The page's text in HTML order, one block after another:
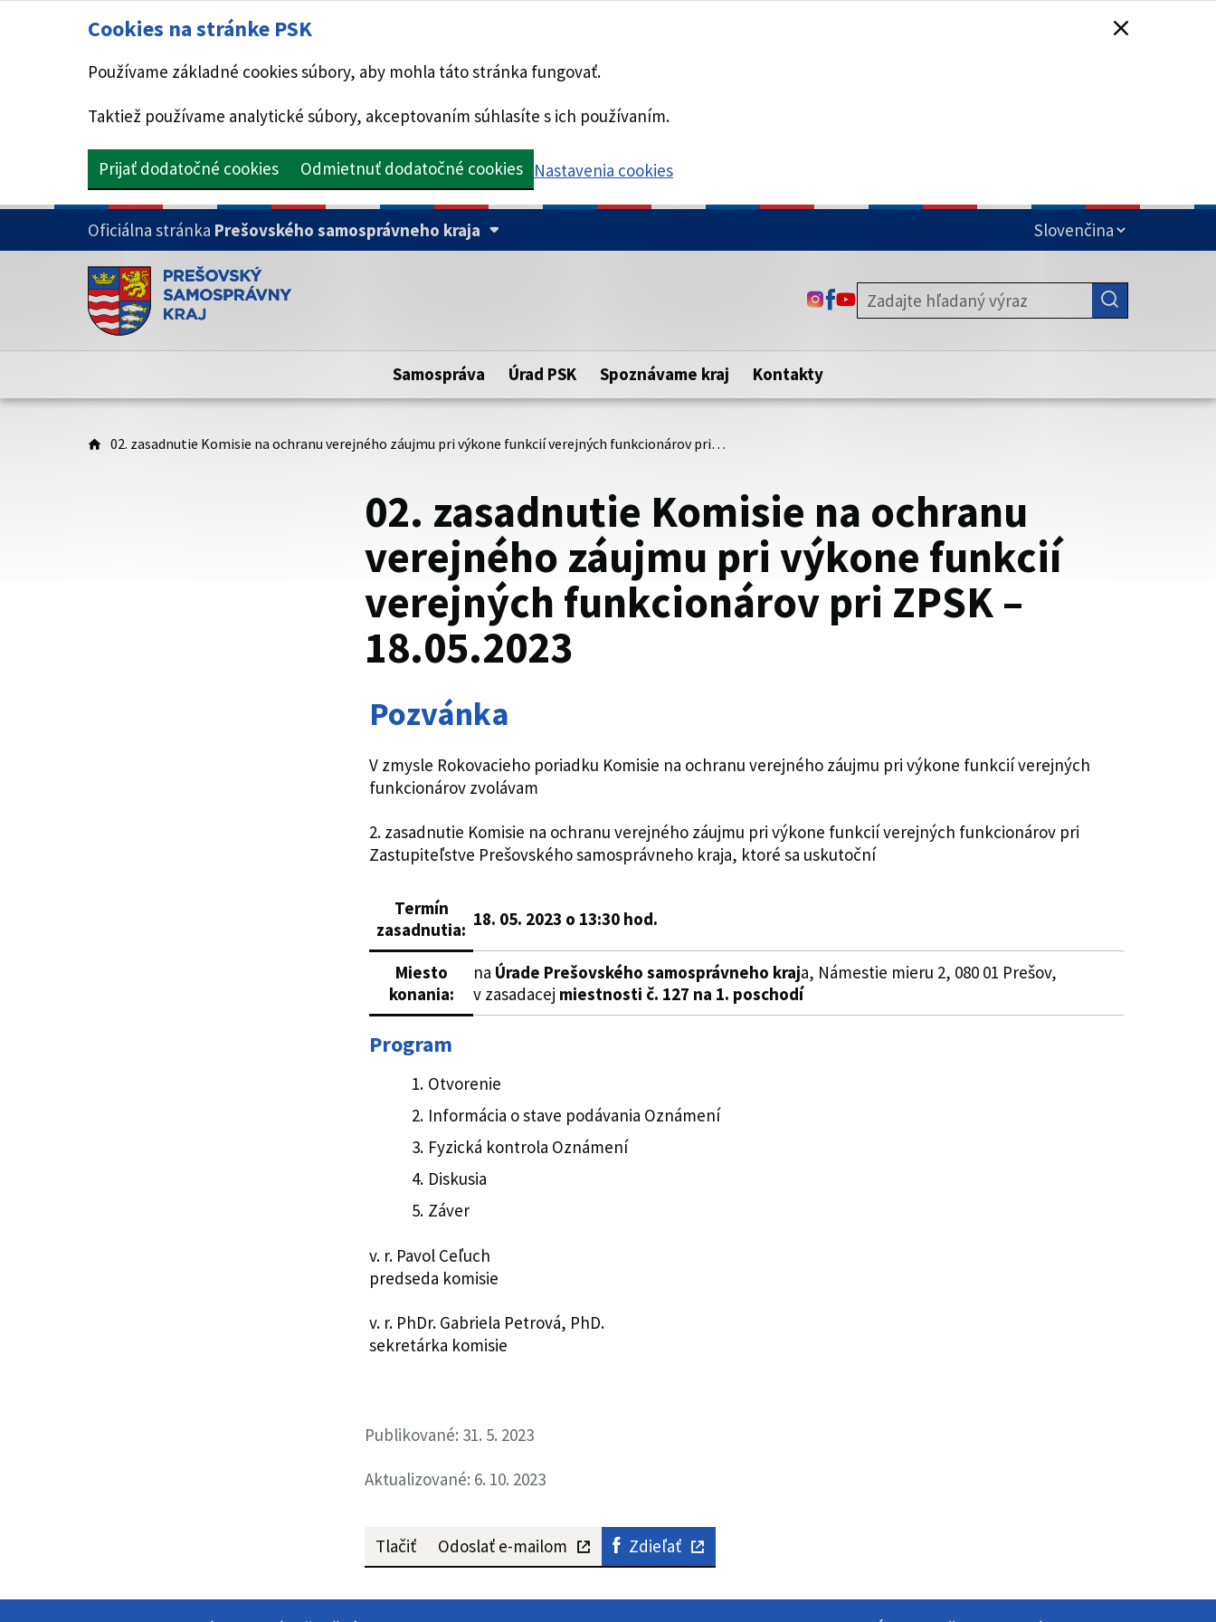
Cookies na stránke PSK
Používame základné cookies súbory, aby mohla táto stránka fungovať.
Taktiež používame analytické súbory, akceptovaním súhlasíte s ich používaním.
Prijať dodatočné cookies Odmietnuť dodatočné cookies Nastavenia cookies
PRESKOČIŤ NA HLAVNÝ OBSAH
Oficiálna stránka Prešovského samosprávneho kraja
Doména psk.sk je oficiálna
Toto je oficiálna webová stránka Prešovského samosprávneho kraja.
Táto stránka je zabezpečená
zabezpečenú webovú stránku. Zabezpečená stránka vždy začína
https:// pred názvom domény webového sídla.
ODKAZ SA OTVORÍ NA NOVEJ KARTE
ODKAZ SA OTVORÍ NA NOVEJ KARTE
ODKAZ SA OTVORÍ NA NOVEJ KARTE
Samospráva Úrad PSK Spoznávame kraj Kontakty
02. zasadnutie Komisie na ochranu verejného záujmu pri výkone funkcií verejných funkcionárov pri…
02. zasadnutie Komisie na ochranu
verejného záujmu pri výkone funkcií
verejných funkcionárov pri ZPSK –
18.05.2023
Pozvánka
V zmysle Rokovacieho poriadku Komisie na ochranu verejného záujmu pri výkone funkcií verejných
funkcionárov zvolávam
2. zasadnutie Komisie na ochranu verejného záujmu pri výkone funkcií verejných funkcionárov pri
Zastupiteľstve Prešovského samosprávneho kraja, ktoré sa uskutoční
Termín
zasadnutia: 18. 05. 2023 o 13:30 hod.
Miesto
konania:
na Úrade Prešovského samosprávneho kraja, Námestie mieru 2, 080 01 Prešov,
v zasadacej miestnosti č. 127 na 1. poschodí
Program
Otvorenie
Informácia o stave podávania Oznámení
Fyzická kontrola Oznámení
Diskusia
Záver
v. r. Pavol Ceľuch
predseda komisie
v. r. PhDr. Gabriela Petrová, PhD.
sekretárka komisie
Publikované: 31. 5. 2023
Aktualizované: 6. 10. 2023
Tlačiť Odoslať e-mailom Zdieľať